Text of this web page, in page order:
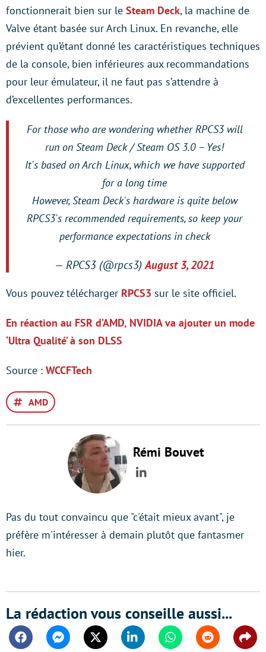
fonctionnerait bien sur le Steam Deck, la machine de
Valve étant basée sur Arch Linux. En revanche, elle
prévient qu’étant donné les caractéristiques techniques
de la console, bien inférieures aux recommandations
pour leur émulateur, il ne faut pas s’attendre à
d’excellentes performances.
For those who are wondering whether RPCS3 will
run on Steam Deck / Steam OS 3.0 – Yes!
It's based on Arch Linux, which we have supported
for a long time
However, Steam Deck's hardware is quite below
RPCS3's recommended requirements, so keep your
performance expectations in check
— RPCS3 (@rpcs3)August 3, 2021
Vous pouvez télécharger RPCS3 sur le site officiel.
En réaction au FSR d’AMD, NVIDIA va ajouter un mode
‘Ultra Qualité’ à son DLSS
Source : WCCFTech
AMD
Rémi Bouvet
LinkedIn
Pas du tout convaincu que "c'était mieux avant", je
préfère m'intéresser à demain plutôt que fantasmer
hier.
La rédaction vous conseille aussi...
FacebookMessengerTwitter Linkedin WhatsappReddit